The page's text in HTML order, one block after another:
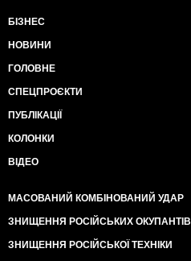
БІЗНЕС
НОВИНИ
ГОЛОВНЕ
СПЕЦПРОЄКТИ
ПУБЛІКАЦІЇ
КОЛОНКИ
ВІДЕО
МАСОВАНИЙ КОМБІНОВАНИЙ УДАР
ЗНИЩЕННЯ РОСІЙСЬКИХ ОКУПАНТІВ
ЗНИЩЕННЯ РОСІЙСЬКОЇ ТЕХНІКИ